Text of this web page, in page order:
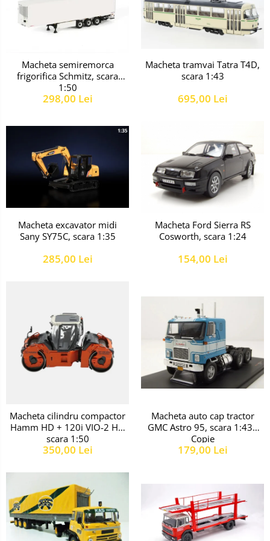
Macheta semiremorca
frigorifica Schmitz, scara
1:50
298,00 Lei
Macheta tramvai Tatra T4D,
scara 1:43
695,00 Lei
Macheta excavator midi
Sany SY75C, scara 1:35
285,00 Lei
Macheta Ford Sierra RS
Cosworth, scara 1:24
154,00 Lei
Macheta cilindru compactor
Hamm HD + 120i VIO-2 HF,
scara 1:50
350,00 Lei
Macheta auto cap tractor
GMC Astro 95, scara 1:43 -
Copie
179,00 Lei